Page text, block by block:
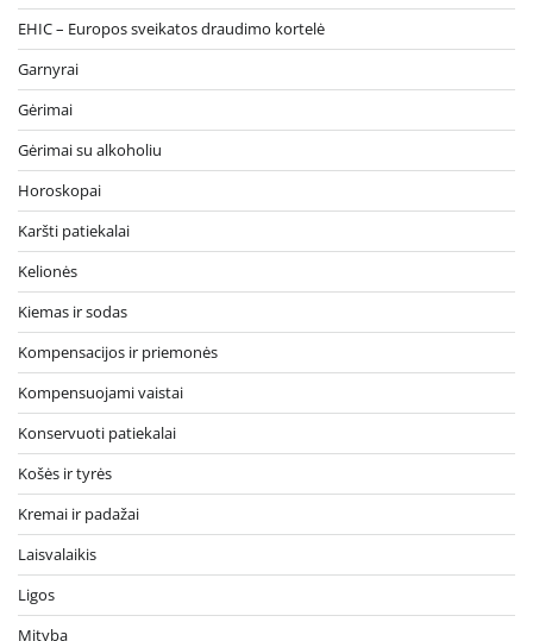
EHIC – Europos sveikatos draudimo kortelė
Garnyrai
Gėrimai
Gėrimai su alkoholiu
Horoskopai
Karšti patiekalai
Kelionės
Kiemas ir sodas
Kompensacijos ir priemonės
Kompensuojami vaistai
Konservuoti patiekalai
Košės ir tyrės
Kremai ir padažai
Laisvalaikis
Ligos
Mityba